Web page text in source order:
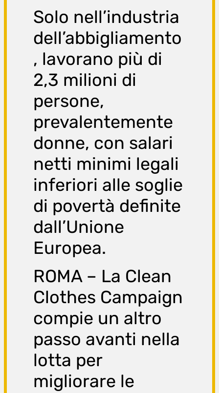
Solo nell’industria
dell’abbigliamento
, lavorano più di
2,3 milioni di
persone,
prevalentemente
donne, con salari
netti minimi legali
inferiori alle soglie
di povertà definite
dall’Unione
Europea.
ROMA – La Clean
Clothes Campaign
compie un altro
passo avanti nella
lotta per
migliorare le